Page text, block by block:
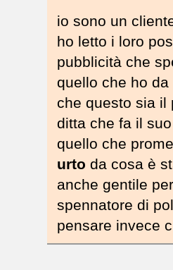
io sono un
ho letto i loro
pubblicità che
quello che ho
che questo sia il
ditta che fa il
quello che
urto da cosa è
anche gentile
spennatore di
pensare invece